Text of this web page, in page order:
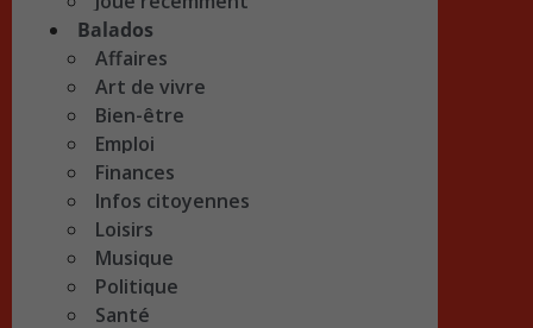
Balados
Affaires
Art de vivre
Bien-être
Emploi
Finances
Infos citoyennes
Loisirs
Musique
Politique
Santé